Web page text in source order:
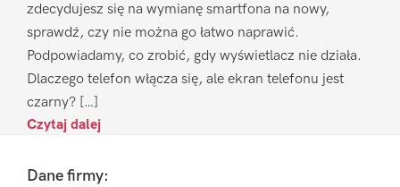
zdecydujesz się na wymianę smartfona na nowy,
sprawdź, czy nie można go łatwo naprawić.
Podpowiadamy, co zrobić, gdy wyświetlacz nie działa.
Dlaczego telefon włącza się, ale ekran telefonu jest
czarny? […]
Czytaj dalej
FooterDane firmy: